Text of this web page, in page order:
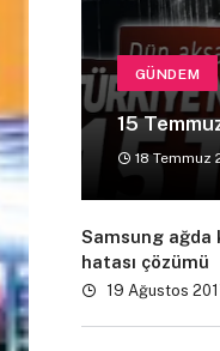
GÜNDEM
15
18 Temmuz
Samsung ağda
hatası çözümü
19 Ağustos